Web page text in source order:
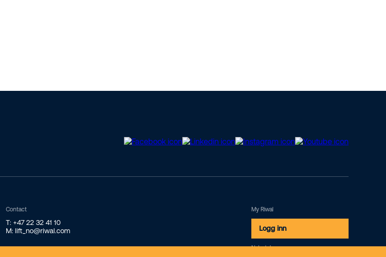
Contact
T: +47 22 32 41 10
M: lift_no@riwal.com
My Riwal
Logg inn
Nyhetsbrev